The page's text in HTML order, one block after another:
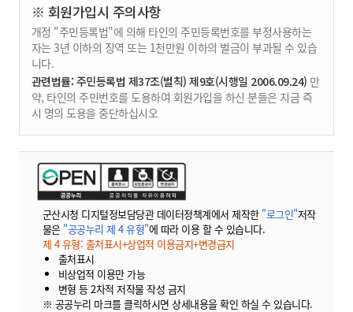
※ 회원가입시 주의사항
개정 "주민등록법"에 의해 타인의 주민등록번호를 부정사용하는
자는 3년 이하의 징역 또는 1천만원 이하의 벌금이 부과될 수 있습
니다.
관련법률: 주민등록법 제37조(벌칙) 제9호(시행일 2006.09.24) 만
약, 타인의 주민번호를 도용하여 회원가입을 하신 분들은 지금 즉
시 명의 도용을 중단하십시오
군산시청 디지털정보담당관 데이터정책계에서 제작한 "로그인"저작
물은 "공공누리 제 4 유형"에 따라 이용 할 수 있습니다.
제 4 유형: 출처표시+상업적 이용금지+변경금지
출처표시
비상업적 이용만 가능
변형 등 2차적 저작물 작성 금지
※ 공공누리 마크를 클릭하시면 상세내용을 확인 하실 수 있습니다.